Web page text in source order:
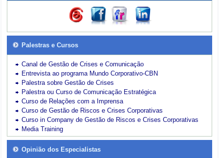
Palestras e Cursos
Canal de Gestão de Crises e Comunicação
Entrevista ao programa Mundo Corporativo-CBN
Palestra sobre Gestão de Crises
Palestra ou Curso de Comunicação Estratégica
Curso de Relações com a Imprensa
Curso de Gestão de Riscos e Crises Corporativas
Curso in Company de Gestão de Riscos e Crises Corporativas
Media Training
Opinião dos Especialistas